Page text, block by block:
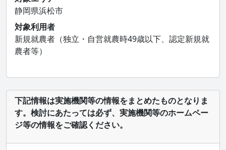
静岡県浜松市
対象利用者
新規就農者（独立・自営就農時49歳以下、認定新規就
農者等）
下記情報は実施機関等の情報をまとめたものとなりま
す。検討にあたっては必ず、実施機関等のホームペー
ジ等の情報をご確認ください。